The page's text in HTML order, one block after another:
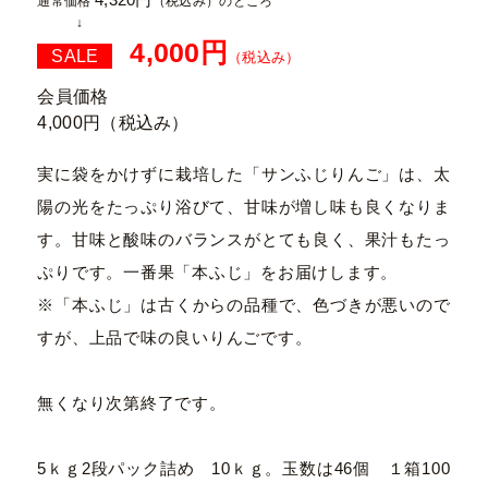
SALE 4,000円 （税込み）
会員価格
4,000円
（税込み）
実に袋をかけずに栽培した「サンふじりんご」は、太
陽の光をたっぷり浴びて、甘味が増し味も良くなりま
す。甘味と酸味のバランスがとても良く、果汁もたっ
ぷりです。一番果「本ふじ」をお届けします。
※「本ふじ」は古くからの品種で、色づきが悪いので
すが、上品で味の良いりんごです。
無くなり次第終了です。
5ｋｇ2段パック詰め 10ｋｇ。玉数は46個 １箱100